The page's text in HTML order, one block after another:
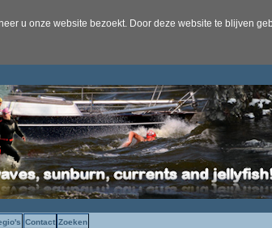
u onze website bezoekt. Door deze website te blijven
Contact Zoeken